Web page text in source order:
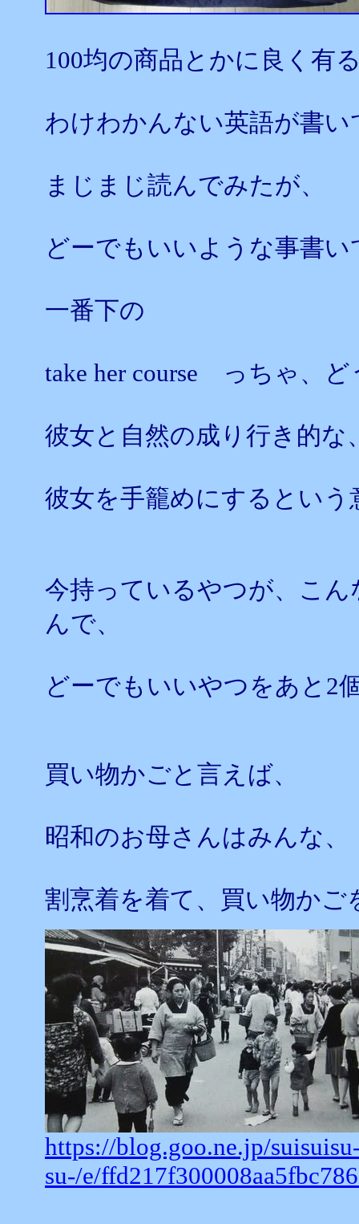
100均の商品とかに良く有
わけわかんない英語が書
まじまじ読んでみたが、
どーでもいいような事書
一番下の
take her course っちゃ、
彼女と自然の成り行き的な
彼女を手籠めにするという
今持っているやつが、こ
んで、
どーでもいいやつをあと2
買い物かごと言えば、
昭和のお母さんはみんな、
割烹着を着て、買い物か
https://blog.goo.ne.jp/
su-/e/